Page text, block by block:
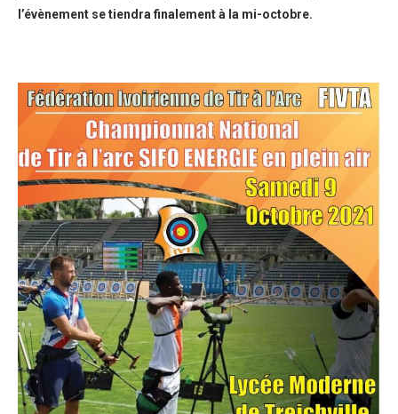
l’évènement se tiendra finalement à la mi-octobre.